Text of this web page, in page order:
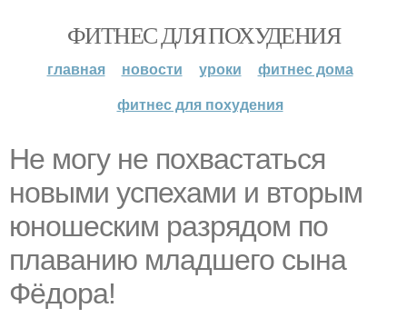
ФИТНЕС ДЛЯ ПОХУДЕНИЯ
главная новости уроки
фитнес дома
фитнес для похудения
Не могу не похвастаться
новыми успехами и вторым
юношеским разрядом по
плаванию младшего сына
Фёдора!